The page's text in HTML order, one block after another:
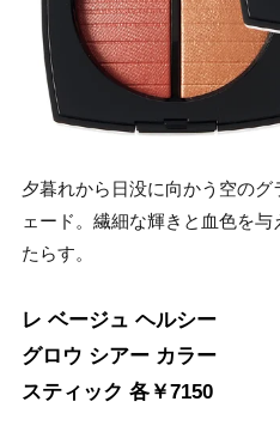
夕暮れから日没に向かう空の
ェード。繊細な輝きと血色を
たらす。
レ ベージュ ヘルシー
グロウ シアー カラー
スティック 各￥7150